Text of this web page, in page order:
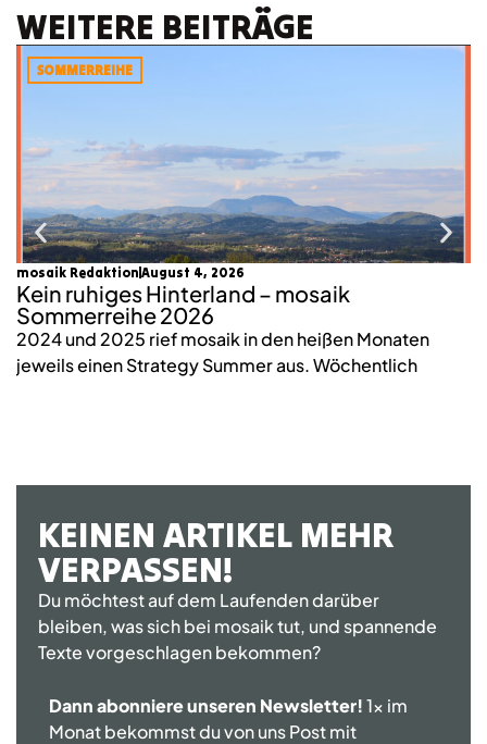
WEITERE BEITRÄGE
SOMMERREIHE
mosaik Redaktion August 4, 2026
Kein ruhiges Hinterland – mosaik
Sommerreihe 2026
2024 und 2025 rief mosaik in den heißen Monaten
jeweils einen Strategy Summer aus. Wöchentlich
KEINEN ARTIKEL MEHR
VERPASSEN!
Du möchtest auf dem Laufenden darüber
bleiben, was sich bei mosaik tut, und spannende
Texte vorgeschlagen bekommen?
Dann abonniere unseren Newsletter!1x im
Monat bekommst du von uns Post mit